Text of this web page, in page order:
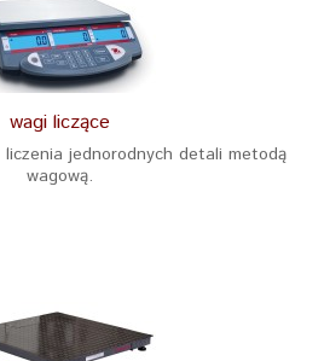
wagi liczące
liczenia jednorodnych detali metodą
wagową.